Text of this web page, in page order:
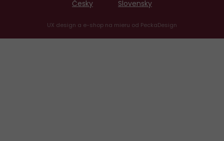
Česky Slovensky
UX design a e-shop na mieru od PeckaDesign